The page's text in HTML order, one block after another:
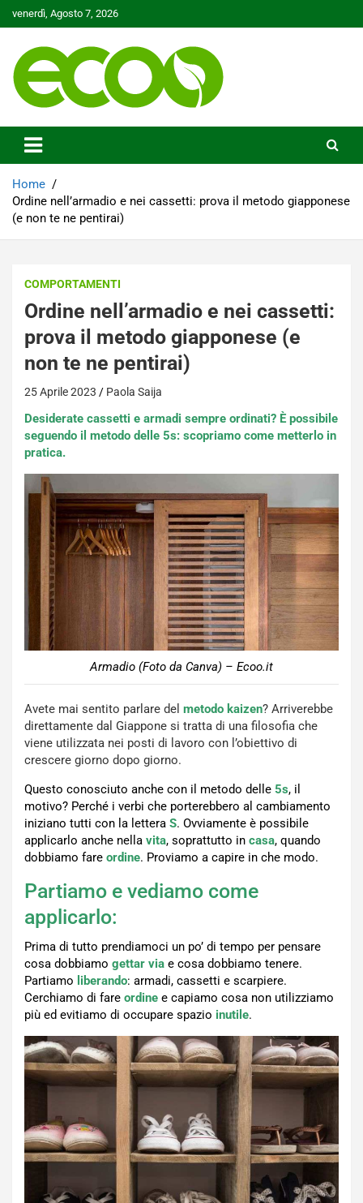
to
venerdì, Agosto 7, 2026
Ecoo.it
Home
Ordine nell’armadio e nei cassetti: prova il metodo giapponese
(e non te ne pentirai)
COMPORTAMENTI
Ordine nell’armadio e nei cassetti:
prova il metodo giapponese (e
non te ne pentirai)
25 Aprile 2023 Paola Saija
Desiderate cassetti e armadi sempre ordinati? È possibile
seguendo il metodo delle 5s: scopriamo come metterlo in
pratica.
Armadio (Foto da Canva) – Ecoo.it
Avete mai sentito parlare del metodo kaizen? Arriverebbe
direttamente dal Giappone si tratta di una filosofia che
viene utilizzata nei posti di lavoro con l’obiettivo di
crescere giorno dopo giorno.
Questo conosciuto anche con il metodo delle 5s, il
motivo? Perché i verbi che porterebbero al cambiamento
iniziano tutti con la lettera S. Ovviamente è possibile
applicarlo anche nella vita, soprattutto in casa, quando
dobbiamo fare ordine. Proviamo a capire in che modo.
Partiamo e vediamo come
applicarlo:
Prima di tutto prendiamoci un po’ di tempo per pensare
cosa dobbiamo gettar via e cosa dobbiamo tenere.
Partiamo liberando: armadi, cassetti e scarpiere.
Cerchiamo di fare ordine e capiamo cosa non utilizziamo
più ed evitiamo di occupare spazio inutile.